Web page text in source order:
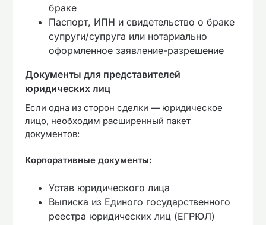
браке
Паспорт, ИПН и свидетельство о браке
супруги/супруга или нотариально
оформленное заявление-разрешение
Документы для представителей
юридических лиц
Если одна из сторон сделки — юридическое
лицо, необходим расширенный пакет
документов:
Корпоративные документы:
Устав юридического лица
Выписка из Единого государственного
реестра юридических лиц (ЕГРЮЛ)